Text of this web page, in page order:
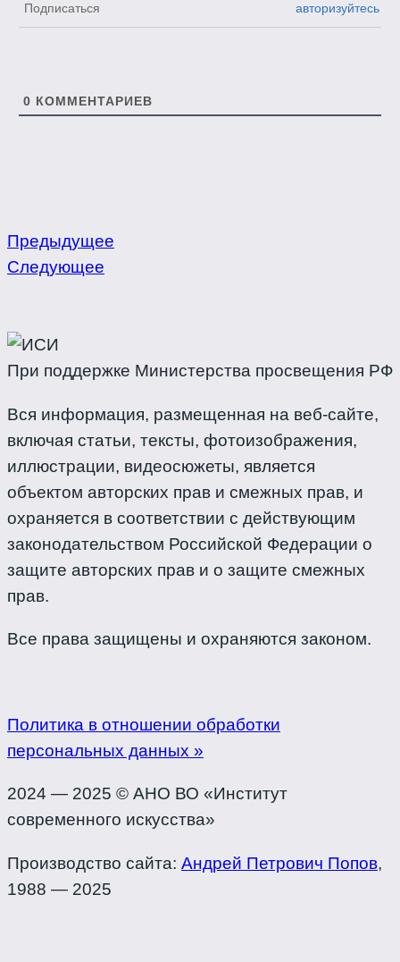
Подписаться авторизуйтесь
0 КОММЕНТАРИЕВ
Предыдущее
Следующее
При поддержке Министерства просвещения РФ
Вся информация, размещенная на веб-сайте,
включая статьи, тексты, фотоизображения,
иллюстрации, видеосюжеты, является
объектом авторских прав и смежных прав, и
охраняется в соответствии с действующим
законодательством Российской Федерации о
защите авторских прав и о защите смежных
прав.
Все права защищены и охраняются законом.
Политика в отношении обработки
персональных данных »
2024 — 2025 © АНО ВО «Институт
современного искусства»
Производство сайта: Андрей Петрович Попов,
1988 — 2025